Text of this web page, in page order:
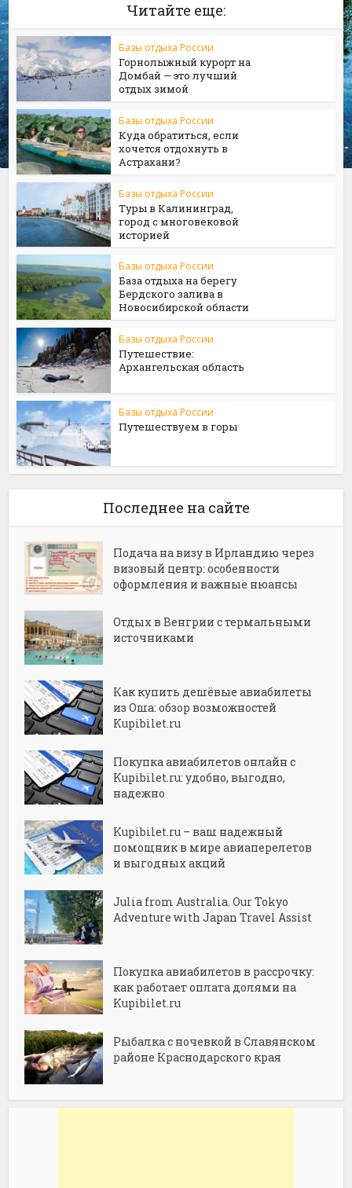
Читайте еще:
Базы отдыха России
Горнолыжный курорт на
Домбай — это лучший
отдых зимой
Базы отдыха России
Куда обратиться, если
хочется отдохнуть в
Астрахани?
Базы отдыха России
Туры в Калининград,
город с многовековой
историей
Базы отдыха России
База отдыха на берегу
Бердского залива в
Новосибирской области
Базы отдыха России
Путешествие:
Архангельская область
Базы отдыха России
Путешествуем в горы
Последнее на сайте
Подача на визу в Ирландию через
визовый центр: особенности
оформления и важные нюансы
Отдых в Венгрии с термальными
источниками
Как купить дешёвые авиабилеты
из Оша: обзор возможностей
Kupibilet.ru
Покупка авиабилетов онлайн с
Kupibilet.ru: удобно, выгодно,
надежно
Kupibilet.ru – ваш надежный
помощник в мире авиаперелетов
и выгодных акций
Julia from Australia. Our Tokyo
Adventure with Japan Travel Assist
Покупка авиабилетов в рассрочку:
как работает оплата долями на
Kupibilet.ru
Рыбалка с ночевкой в Славянском
районе Краснодарского края